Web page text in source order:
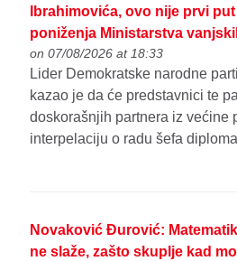
Ibrahimovića, ovo nije prvi
poniženja Ministarstva
on 07/08/2026 at 18:33
Lider Demokratske narodne
kazao je da će predstavnici te
doskorašnjih partnera iz većine
interpelaciju o radu šefa
Novaković Đurović:
ne slaže, zašto skuplje kad